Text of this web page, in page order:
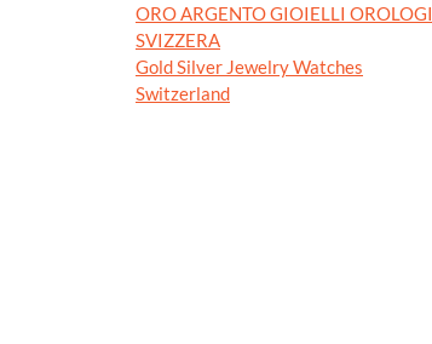
ORO ARGENTO GIOIELLI OROLOGI
SVIZZERA
Gold Silver Jewelry Watches
Switzerland